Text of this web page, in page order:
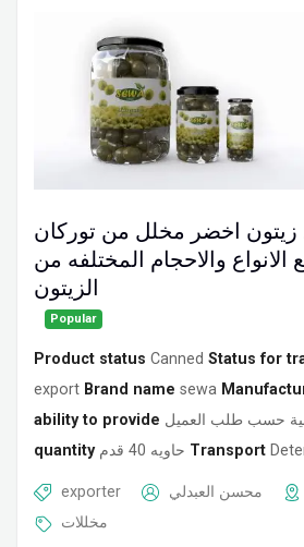
زيتون اخضر مخلل من توركان
والاحجام المختلفه من
الزيتون
Popular
Product status Canned Status for
export Brand name sewa
ability to provide حسب طلب العميل
quantity
حاويه 40 قدم Transport
exporter محسن العبدلي
مخللات